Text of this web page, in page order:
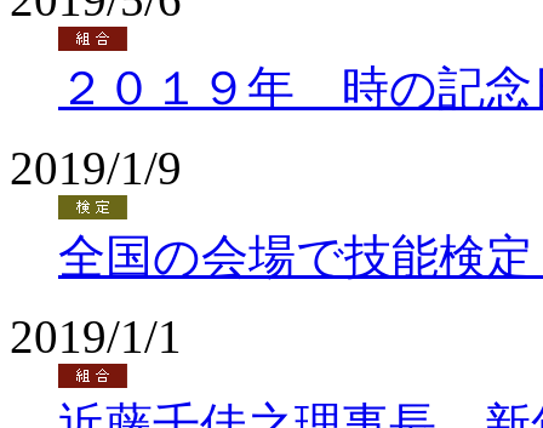
２０１９年 時の記
2019/1/9
全国の会場で技能検
2019/1/1